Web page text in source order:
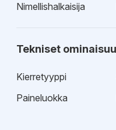
Nimellishalkaisija
Tekniset
Kierretyyppi
Paineluokka